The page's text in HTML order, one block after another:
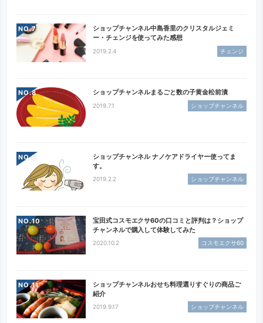
NO.
ショップチャンネル中島香里のクリスタルジェミ
ー・チェンジを使ってみた感想
2019.2.4 チェンジ
NO. ショップチャンネルまるごと数の子黄金松前漬
2019.7.1 ショップチャンネル
NO.
ショップチャンネル ナノケアドライヤー使ってま
す。
2019.2.2 ショップチャンネル
NO.
宝田式コスモエクサ60の口コミと評判は？ショップ
チャンネルで購入して体験してみた
2020.10.2 コスモエクサ60
NO.
ショップチャンネルおせち料理選りすぐりの商品ご
紹介
2019.9.17 ショップチャンネル